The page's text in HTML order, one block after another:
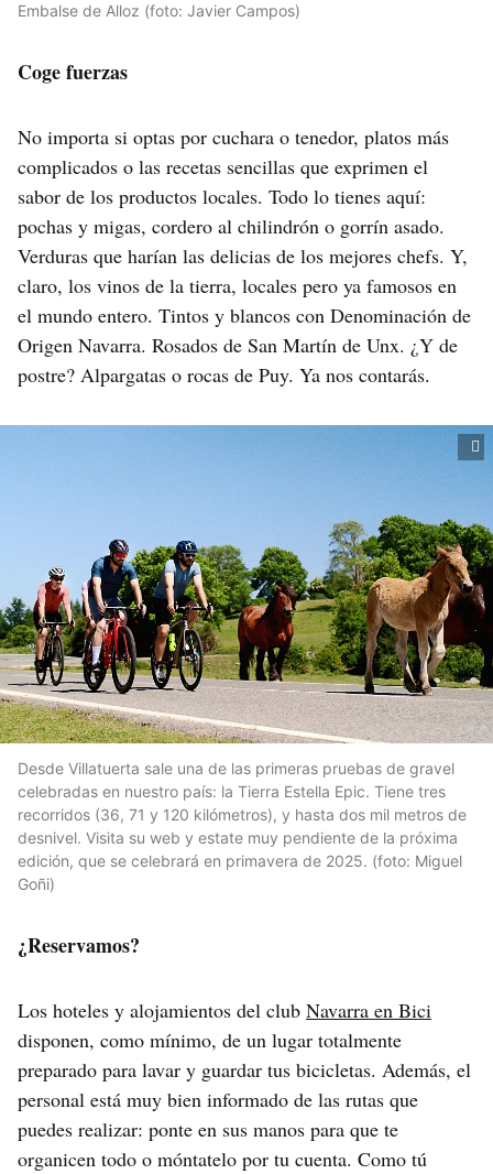
Embalse de Alloz (foto: Javier Campos)
Coge fuerzas
No importa si optas por cuchara o tenedor, platos más
complicados o las recetas sencillas que exprimen el
sabor de los productos locales. Todo lo tienes aquí:
pochas y migas, cordero al chilindrón o gorrín asado.
Verduras que harían las delicias de los mejores chefs. Y,
claro, los vinos de la tierra, locales pero ya famosos en
el mundo entero. Tintos y blancos con Denominación de
Origen Navarra. Rosados de San Martín de Unx. ¿Y de
postre? Alpargatas o rocas de Puy. Ya nos contarás.
Desde Villatuerta sale una de las primeras pruebas de gravel
celebradas en nuestro país: la Tierra Estella Epic. Tiene tres
recorridos (36, 71 y 120 kilómetros), y hasta dos mil metros de
desnivel. Visita su web y estate muy pendiente de la próxima
edición, que se celebrará en primavera de 2025. (foto: Miguel
Goñi)
¿Reservamos?
Los hoteles y alojamientos del club Navarra en Bici
disponen, como mínimo, de un lugar totalmente
preparado para lavar y guardar tus bicicletas. Además, el
personal está muy bien informado de las rutas que
puedes realizar: ponte en sus manos para que te
organicen todo o móntatelo por tu cuenta. Como tú